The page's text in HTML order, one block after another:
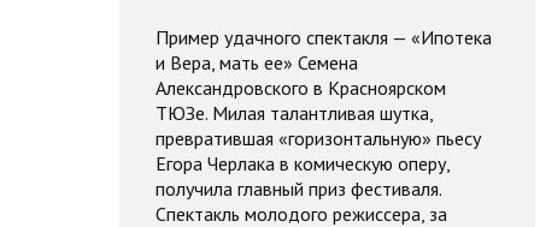
Пример удачного спектакля — «Ипотека
и Вера, мать ее» Семена
Александровского в Красноярском
ТЮЗе. Милая талантливая шутка,
превратившая «горизонтальную» пьесу
Егора Черлака в комическую оперу,
получила главный приз фестиваля.
Спектакль молодого режиссера, за